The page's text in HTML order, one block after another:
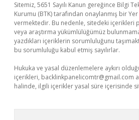
Sitemiz, 5651 Sayılı Kanun gereğince Bilgi
Kurumu (BTK) tarafından onaylanmış bir
vermektedir. Bu nedenle, sitedeki içerikleri
veya araştırma yükümlülüğümüz
yazdıkları içeriklerin sorumluluğunu
bu sorumluluğu kabul etmiş sayılırlar.
Hukuka ve yasal düzenlemelere aykırı
içerikleri, backlinkpanelicomtr@gmail.com
halinde, ilgili içerikler yasal süre içerisinde